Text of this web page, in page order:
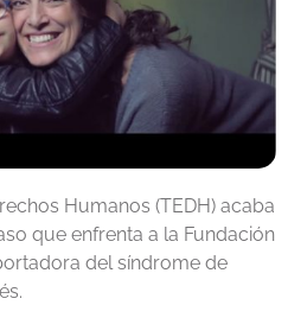
Humanos (TEDH) acaba
que enfrenta a la Fundación
del síndrome de